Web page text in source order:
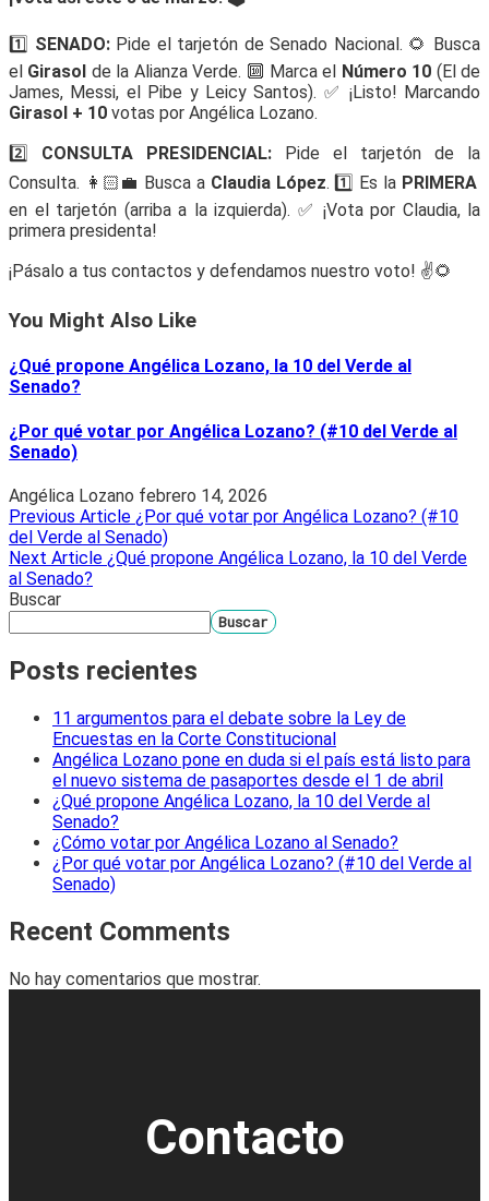
1️⃣ SENADO:Pide el tarjetón de Senado Nacional. 🌻 Busca
el Girasol de la Alianza Verde. 🔟 Marca el Número 10 (El de
James, Messi, el Pibe y Leicy Santos). ✅ ¡Listo! Marcando
Girasol + 10 votas por Angélica Lozano.
2️⃣ CONSULTA PRESIDENCIAL: Pide el tarjetón de la
Consulta. 👩🏻‍💼 Busca a Claudia López. 1️⃣ Es la PRIMERA
en el tarjetón (arriba a la izquierda). ✅ ¡Vota por Claudia, la
primera presidenta!
¡Pásalo a tus contactos y defendamos nuestro voto! ✌️🌻
You Might Also Like
¿Qué propone Angélica Lozano, la 10 del Verde al
Senado?
¿Por qué votar por Angélica Lozano? (#10 del Verde al
Senado)
Angélica Lozano febrero 14, 2026
Previous Article ¿Por qué votar por Angélica Lozano? (#10
del Verde al Senado)
Next Article ¿Qué propone Angélica Lozano, la 10 del Verde
al Senado?
Buscar
Buscar
Posts recientes
11 argumentos para el debate sobre la Ley de
Encuestas en la Corte Constitucional
Angélica Lozano pone en duda si el país está listo para
el nuevo sistema de pasaportes desde el 1 de abril
¿Qué propone Angélica Lozano, la 10 del Verde al
Senado?
¿Cómo votar por Angélica Lozano al Senado?
¿Por qué votar por Angélica Lozano? (#10 del Verde al
Senado)
Recent Comments
No hay comentarios que mostrar.
Contacto